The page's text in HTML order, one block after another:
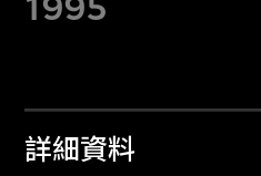
詳細資料